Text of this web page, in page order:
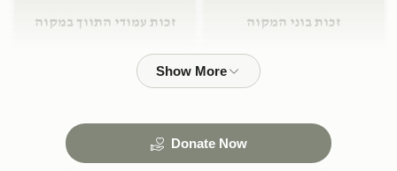
זכות בוני המקוה זכות עמודי התווך במקוה
$36,000.00
Donate Now